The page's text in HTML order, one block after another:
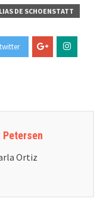
DE SCHOENSTATT
Ortiz